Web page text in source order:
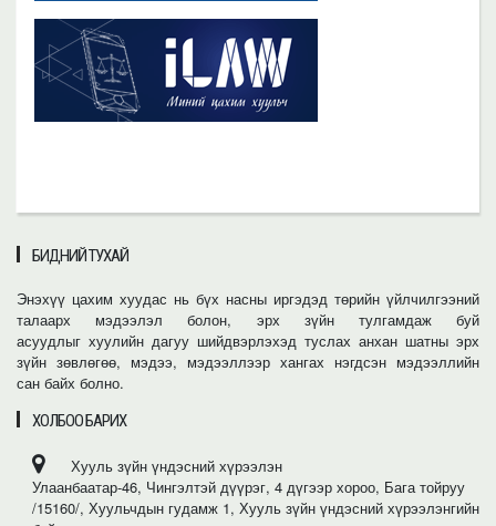
БИДНИЙ ТУХАЙ
Энэхүү цахим хуудас нь бүх насны иргэдэд төрийн үйлчилгээний
талаарх мэдээлэл болон, эрх зүйн тулгамдаж буй
асуудлыг хуулийн дагуу шийдвэрлэхэд туслах анхан шатны эрх
зүйн зөвлөгөө, мэдээ, мэдээллээр хангах нэгдсэн мэдээллийн
сан байх болно.
ХОЛБОО БАРИХ
Хууль зүйн үндэсний хүрээлэн
Улаанбаатар-46, Чингэлтэй дүүрэг, 4 дүгээр хороо, Бага тойруу
/15160/, Хуульчдын гудамж 1, Хууль зүйн үндэсний хүрээлэнгийн